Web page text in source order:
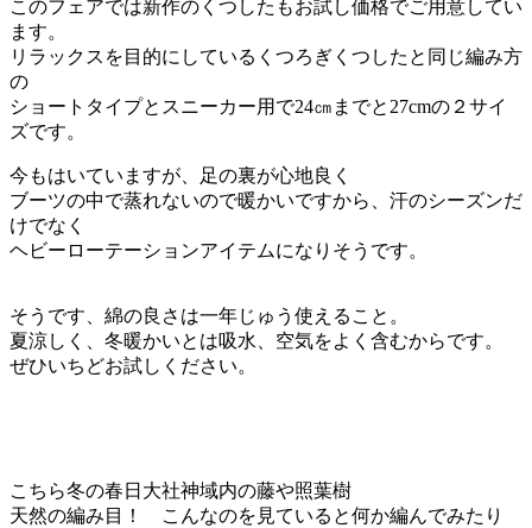
このフェアでは新作のくつしたもお試し価格でご用意してい
ます。
リラックスを目的にしているくつろぎくつしたと同じ編み方
の
ショートタイプとスニーカー用で24㎝までと27cmの２サイ
ズです。
今もはいていますが、足の裏が心地良く
ブーツの中で蒸れないので暖かいですから、汗のシーズンだ
けでなく
ヘビーローテーションアイテムになりそうです。
そうです、綿の良さは一年じゅう使えること。
夏涼しく、冬暖かいとは吸水、空気をよく含むからです。
ぜひいちどお試しください。
こちら冬の春日大社神域内の藤や照葉樹
天然の編み目！ こんなのを見ていると何か編んでみたり